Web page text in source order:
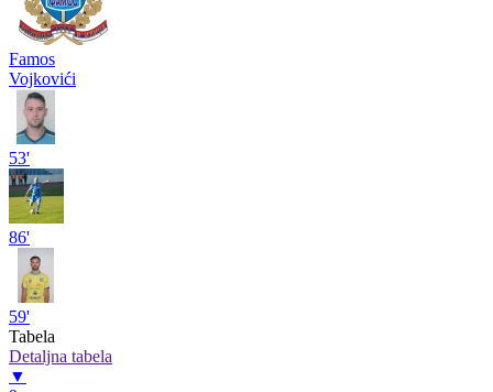
Famos
Vojkovići
53'
86'
59'
Tabela
Detaljna tabela
▼